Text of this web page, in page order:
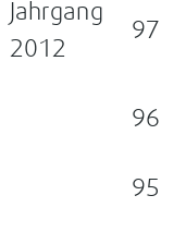
Jahrgang
2012
97
96
95